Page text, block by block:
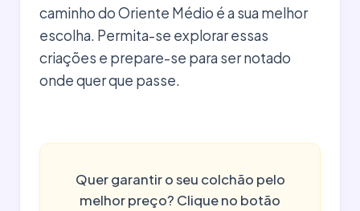
caminho do Oriente Médio é a sua melhor
escolha. Permita-se explorar essas
criações e prepare-se para ser notado
onde quer que passe.
Quer garantir o seu colchão pelo
melhor preço? Clique no botão